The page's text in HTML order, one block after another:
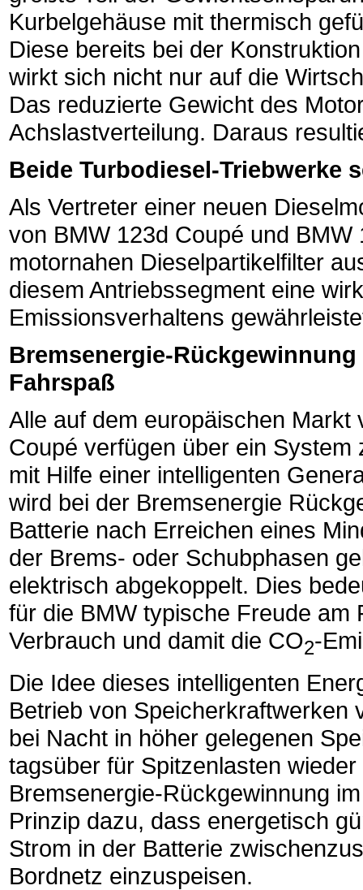
Kurbelgehäuse mit thermisch
Diese bereits bei der
wirkt sich nicht nur auf die
Das reduzierte Gewicht des
Achslastverteilung. Daraus
Beide Turbodiesel-Triebwerke
Als Vertreter einer neuen
von BMW 123d Coupé und
motornahen Dieselpartikelfilter
diesem Antriebssegment eine
Emissionsverhaltens
Bremsenergie-
Fahrspaß
Alle auf dem europäischen
Coupé verfügen über ein
mit Hilfe einer intelligenten
wird bei der Bremsenergie
Batterie nach Erreichen eines
der Brems- oder Schubphasen
elektrisch abgekoppelt. Dies
für die BMW typische Freude
Verbrauch und damit die CO2-
Die Idee dieses intelligenten
Betrieb von Speicherkraftwerken
bei Nacht in höher gelegenen
tagsüber für Spitzenlasten
Bremsenergie-Rückgewinnung
Prinzip dazu, dass energetisch
Strom in der Batterie
Bordnetz einzuspeisen.